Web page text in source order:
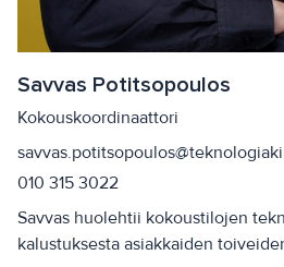
Savvas Potitsopoulos
Kokouskoordinaattori
010 315 3022
Savvas huolehtii kokoustilojen
kalustuksesta asiakkaiden